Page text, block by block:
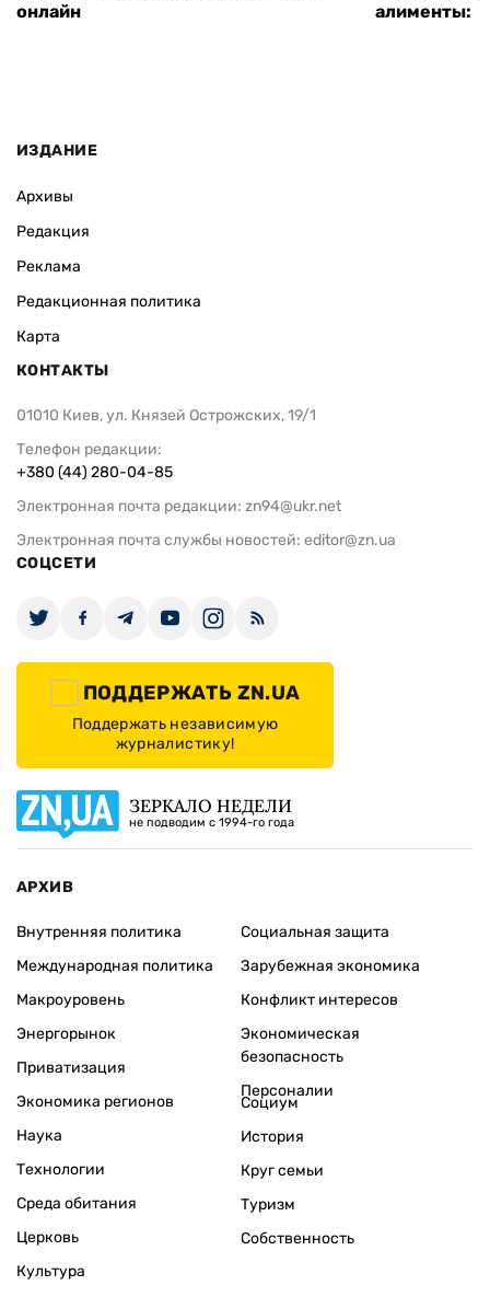
онлайн
алименты:
ИЗДАНИЕ
Архивы
Редакция
Реклама
Редакционная политика
Карта
КОНТАКТЫ
01010 Киев, ул. Князей Острожских, 19/1
Телефон редакции:
+380 (44) 280-04-85
Электронная почта редакции: zn94@ukr.net
Электронная почта службы новостей: editor@zn.ua
СОЦСЕТИ
ПОДДЕРЖАТЬ ZN.UA
Поддержать независимую
журналистику!
ЗЕРКАЛО НЕДЕЛИ
не подводим с 1994-го года
АРХИВ
Внутренняя политика
Международная политика
Макроуровень
Энергорынок
Приватизация
Экономика регионов
Социальная защита
Зарубежная экономика
Конфликт интересов
Экономическая
безопасность
Персоналии
Наука
Технологии
Среда обитания
Церковь
Культура
Социум
История
Круг семьи
Туризм
Собственность